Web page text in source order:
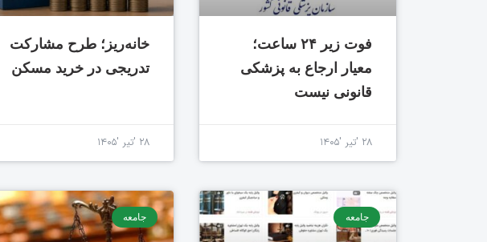
فوت زیر ۲۴ ساعت؛
معیار ارجاع به پزشکی
قانونی نیست
۲۸ 'تیر '۱۴۰۵
خانه‌ریز؛ طرح مشارکت
تدریجی در خرید مسکن
۲۸ 'تیر '۱۴۰۵
جامعه جامعه